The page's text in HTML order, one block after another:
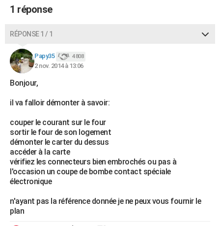
Carte de Noël
Carte Bonne année
Carte Saint-Valentin
Carte Pâques
Carte d'anniversaire
DICTIONNAIRE
S'inscrire
Se connecter
Lycées
Collèges
Primaires
Universités
Entreprises
Service militaire
Avis de recherche
AVIS DE DÉCÈS
FORUM
Bricolage
Lifestyle
Culture
Sport
Auto
Television
Voyage
Cinema
1 réponse
RÉPONSE 1 / 1
Papy35 4 808
2 nov. 2014 à 13:06
Bonjour,
il va falloir démonter à savoir:
couper le courant sur le four
sortir le four de son logement
démonter le carter du dessus
accéder à la carte
vérifiez les connecteurs bien embrochés ou pas à
l'occasion un coupe de bombe contact spéciale
électronique
n'ayant pas la référence donnée je ne peux vous fournir le
plan